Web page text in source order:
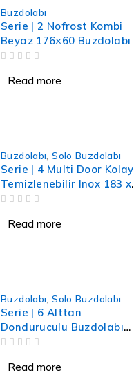
Buzdolabı
Serie | 2 Nofrost Kombi
Beyaz 176×60 Buzdolabı
Read more
Buzdolabı ,Solo Buzdolabı
Serie | 4 Multi Door Kolay
Temizlenebilir Inox 183 x
90.5
Read more
Buzdolabı ,Solo Buzdolabı
Serie | 6 Alttan
Donduruculu Buzdolabı
186 x 86 cm Beyaz
Read more